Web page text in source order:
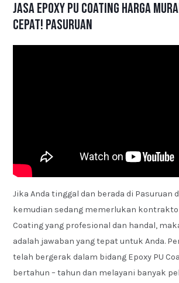
Jasa Epoxy PU Coating Harga
Cepat! Pasuruan
Jika Anda tinggal dan berada di Pasuruan
kemudian sedang memerlukan
Coating yang profesional dan handal,
adalah jawaban yang tepat untuk Anda.
telah bergerak dalam bidang Epoxy PU
bertahun – tahun dan melayani banyak